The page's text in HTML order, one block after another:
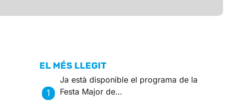
EL MÉS LLEGIT
Ja està disponible el programa de la
Festa Major de…